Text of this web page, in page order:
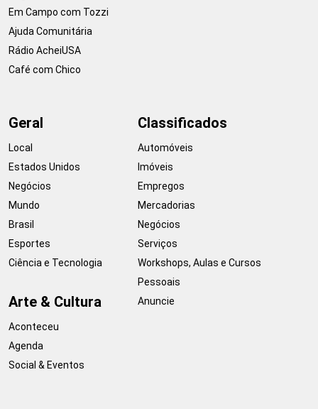
Em Campo com Tozzi
Ajuda Comunitária
Rádio AcheiUSA
Café com Chico
Geral
Local
Estados Unidos
Negócios
Mundo
Brasil
Esportes
Ciência e Tecnologia
Arte & Cultura
Aconteceu
Agenda
Social & Eventos
Classificados
Automóveis
Imóveis
Empregos
Mercadorias
Negócios
Serviços
Workshops, Aulas e Cursos
Pessoais
Anuncie